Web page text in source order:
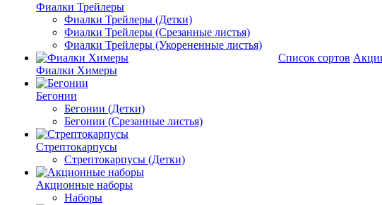
Фиалки Трейлеры
Фиалки Трейлеры (Детки)
Фиалки Трейлеры (Срезанные листья)
Фиалки Трейлеры (Укорененные листья)
Фиалки Химеры
Бегонии
Бегонии (Детки)
Бегонии (Срезанные листья)
Стрептокарпусы
Стрептокарпусы (Детки)
Акционные наборы
Наборы
Список сортов